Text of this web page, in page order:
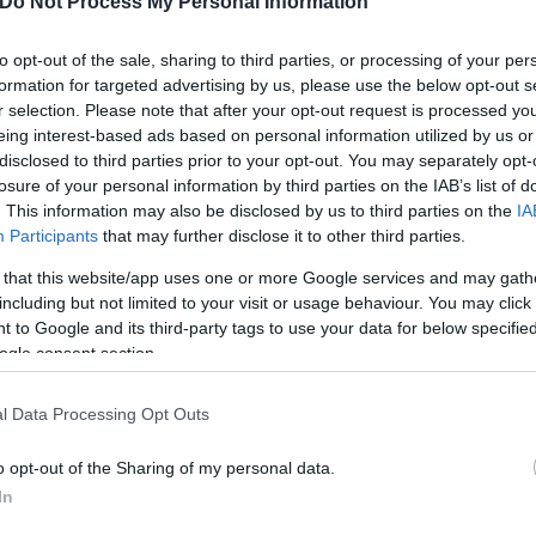
opt-out of the sale, sharing to third parties, or processing of your
for targeted advertising by us, please use the below opt-out
selection. Please note that after your opt-out request is processed
interest-based ads based on personal information utilized by us
to third parties prior to your opt-out. You may separately
of your personal information by third parties on the IAB’s list of
This information may also be disclosed by us to third parties on the
Participants that may further disclose it to other third parties.
that this website/app uses one or more Google services and may
but not limited to your visit or usage behaviour. You may
to Google and its third-party tags to use your data for below
consent section.
Data Processing Opt Outs
opt-out of the Sharing of my personal data.
με δείκτη μάζας σώματος άνω του 45
κίνδυνο θανάτου.
του κανονικού (με δείκτη μάζας σώματος
στο νοσοκομείομετά από λοίμωξη Covid-19,
με τους «Τάιμς της Νέας Υόρκης».Τα νέα
των πολύ παχύσαρκων.
Flash.grστην αναζήτηση τηςGoogle